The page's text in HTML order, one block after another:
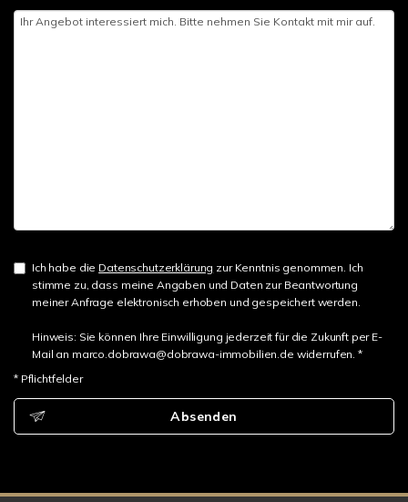
Ich habe die Datenschutzerklärung zur Kenntnis genommen. Ich
stimme zu, dass meine Angaben und Daten zur Beantwortung
meiner Anfrage elektronisch erhoben und gespeichert werden.
Hinweis: Sie können Ihre Einwilligung jederzeit für die Zukunft per E-
Mail an marco.dobrawa@dobrawa-immobilien.de widerrufen. *
* Pflichtfelder
Absenden